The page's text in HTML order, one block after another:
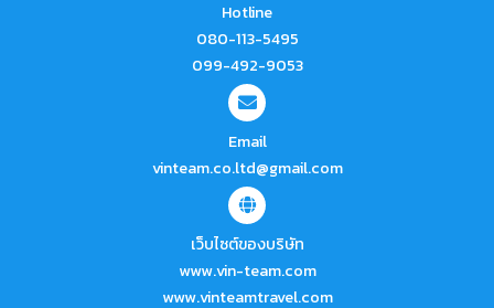
Hotline
080-113-5495
099-492-9053
Email
vinteam.co.ltd@gmail.com
เว็บไซต์ของบริษัท
www.vin-team.com
www.vinteamtravel.com